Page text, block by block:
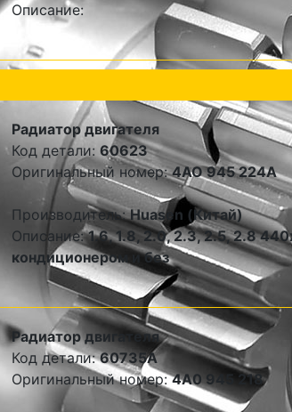
Описание:
Радиатор двигателя
Код детали: 60623
Оригинальный номер:4AO 945 224A
Производитель:Huasen (Китай)
Описание:1.6, 1.8, 2.0, 2.3, 2.5, 2.8
кондиционером и без
Радиатор двигателя
Код детали:60735A
Оригинальный номер:4A0 945 218